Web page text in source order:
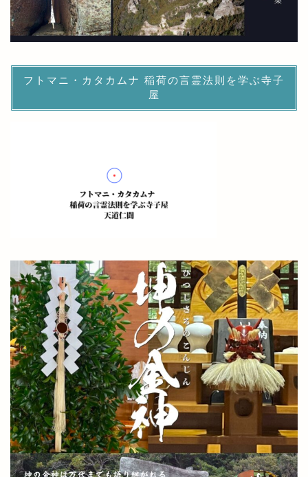
フトマニ・カタカムナ 稲荷の言霊法則を学ぶ寺子
屋